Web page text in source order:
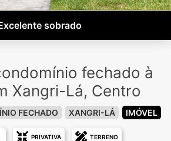
sobrado
fechado à
Xangri-Lá, Centro
FECHADO XANGRI-LÁ IMÓVEL
PRIVATIVA TERRENO